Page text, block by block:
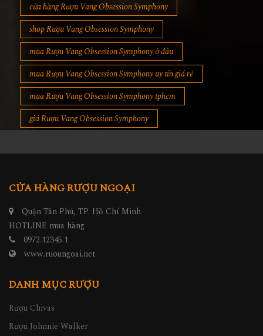
cửa hàng Rượu Vang Obsession Symphony
shop Rượu Vang Obsession Symphony
mua Rượu Vang Obsession Symphony ở đâu
mua Rượu Vang Obsession Symphony uy tín giá rẻ
mua Rượu Vang Obsession Symphony tphcm
giá Rượu Vang Obsession Symphony
CỬA HÀNG RƯỢU NGOẠI
Quận Tân Phú, TP. Hồ Chí Minh
HOTLINE mua hàng
0972.12345.1
www.ruoungoai.net
DANH MỤC RƯỢU
Rượu Chivas
Rượu Johnnie Walker